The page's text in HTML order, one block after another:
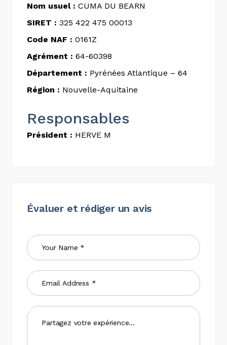
Nom usuel : CUMA DU BEARN
SIRET : 325 422 475 00013
Code NAF : 0161Z
Agrément : 64-60398
Département : Pyrénées Atlantique – 64
Région : Nouvelle-Aquitaine
Responsables
Président : HERVE M
Évaluer et rédiger un avis